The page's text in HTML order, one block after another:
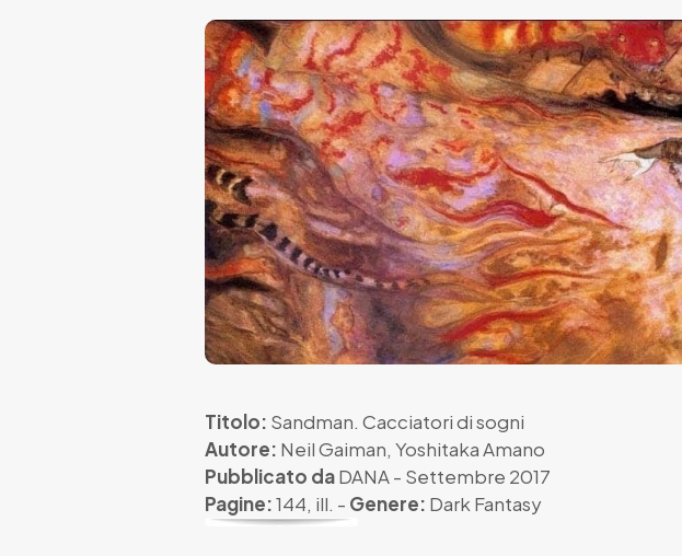
Titolo: Sandman. Cacciatori di sogni
Autore: Neil Gaiman, Yoshitaka Amano
Pubblicato daDANA- Settembre 2017
Pagine:144, ill. - Genere: Dark Fantasy